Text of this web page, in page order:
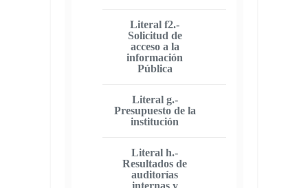
Literal f2.-
Solicitud de
acceso a la
información
Pública
Literal g.-
Presupuesto de la
institución
Literal h.-
Resultados de
auditorías
internas y